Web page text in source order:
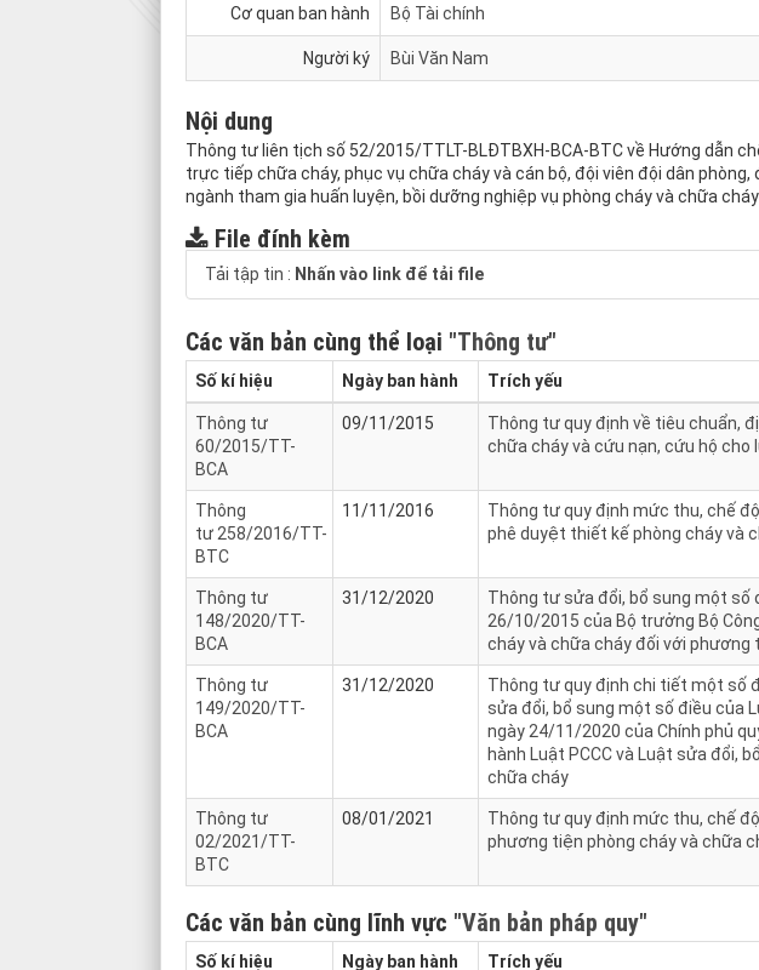
Cơ quan ban hành Bộ Tài chính
Người ký Bùi Văn Nam
Nội dung
Thông tư liên tịch số 52/2015/TTLT-BLĐTBXH-BCA-BTC về Hướng dẫn
trực tiếp chữa cháy, phục vụ chữa cháy và cán bộ, đội viên đội dân
ngành tham gia huấn luyện, bồi dưỡng nghiệp vụ phòng cháy và chữa cháy
File đính kèm
Tải tập tin : Nhấn vào link để tải file
Các văn bản cùng thể loại "Thông tư"
Số kí hiệu Ngày ban hành Trích yếu
Thông tư
60/2015/TT-
BCA
09/11/2015
Thông tư quy định về tiêu chuẩn,
chữa cháy và cứu nạn, cứu hộ
Thông
tư 258/2016/TT-
BTC
11/11/2016
Thông tư quy định mức thu, chế
phê duyệt thiết kế phòng cháy và
Thông tư
148/2020/TT-
BCA
31/12/2020
Thông tư sửa đổi, bổ sung một số
26/10/2015 của Bộ trưởng Bộ
cháy và chữa cháy đối với
Thông tư
149/2020/TT-
BCA
31/12/2020
Thông tư quy định chi tiết một số
sửa đổi, bổ sung một số điều của
ngày 24/11/2020 của Chính phủ
hành Luật PCCC và Luật sửa đổi,
chữa cháy
Thông tư
02/2021/TT-
BTC
08/01/2021
Thông tư quy định mức thu, chế
phương tiện phòng cháy và chữa
Các văn bản cùng lĩnh vực "Văn bản pháp quy"
Số kí hiệu Ngày ban hành Trích yếu